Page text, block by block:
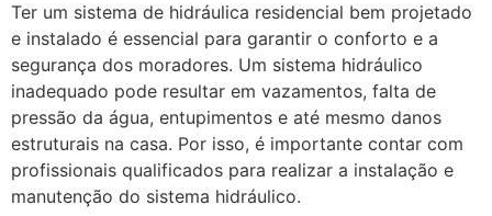
Ter um sistema de hidráulica residencial bem projetado
e instalado é essencial para garantir o conforto e a
segurança dos moradores. Um sistema hidráulico
inadequado pode resultar em vazamentos, falta de
pressão da água, entupimentos e até mesmo danos
estruturais na casa. Por isso, é importante contar com
profissionais qualificados para realizar a instalação e
manutenção do sistema hidráulico.